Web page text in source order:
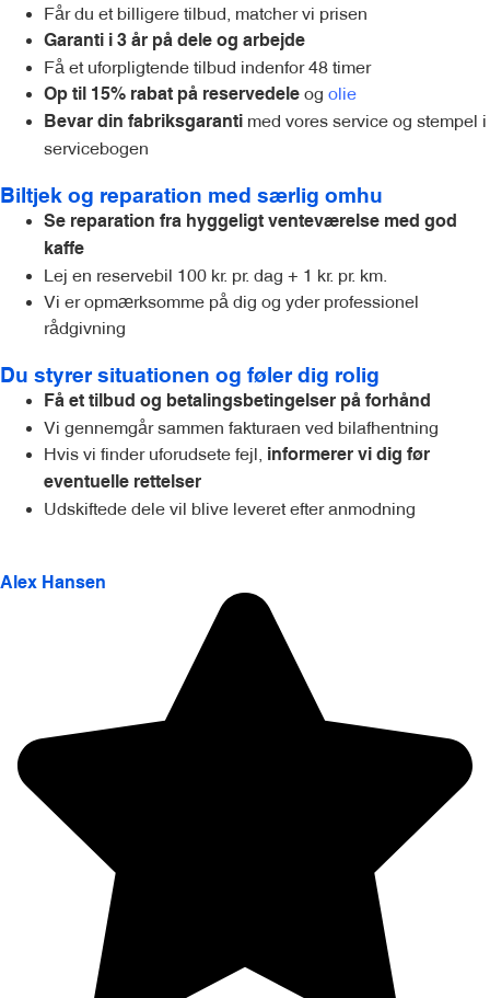
Får du et billigere tilbud, matcher vi prisen
Garanti i 3 år på dele og arbejde
Få et uforpligtende tilbud indenfor 48 timer
Op til 15% rabat på reservedele og olie
Bevar din fabriksgaranti
med vores service og stempel i
servicebogen
Biltjek og reparation med særlig omhu
Se reparation fra hyggeligt venteværelse med god
kaffe
Lej en reservebil 100 kr. pr. dag + 1 kr. pr. km.
Vi er opmærksomme på dig og yder professionel
rådgivning
Du styrer situationen og føler dig rolig
Få et tilbud og betalingsbetingelser på forhånd
Vi gennemgår sammen fakturaen ved bilafhentning
Hvis vi finder uforudsete fejl,
informerer vi dig før
eventuelle rettelser
Udskiftede dele vil blive leveret efter anmodning
Alex Hansen